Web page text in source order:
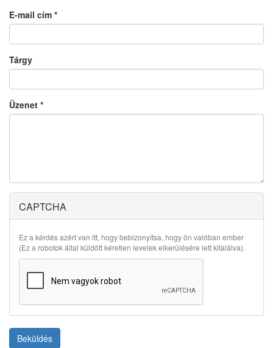
E-mail cím *
Tárgy
Üzenet *
CAPTCHA
Ez a kérdés azért van itt, hogy bebizonyítsa, hogy ön valóban ember
(Ez a robotok által küldött kéretlen levelek elkerülésére lett kitalálva).
Beküldés